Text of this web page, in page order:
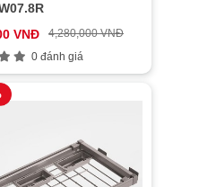
VNĐ
4,280,000 VNĐ
0 đánh giá